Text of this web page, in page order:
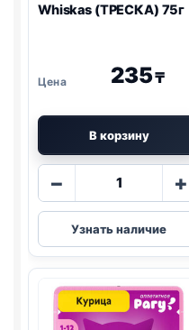
Whiskas (ТРЕСКА) 75г
235₸
В корзину
−
Количество
Whiskas
(ТРЕСКА)
75г
+
Узнать наличие